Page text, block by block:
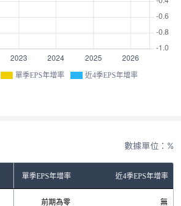
單季EPS年增率 近4季EPS年增率
數據單位：%
單季EPS年增率 近4季EPS年增率
前期為零 無